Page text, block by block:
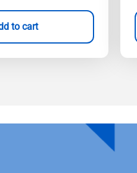
to cart